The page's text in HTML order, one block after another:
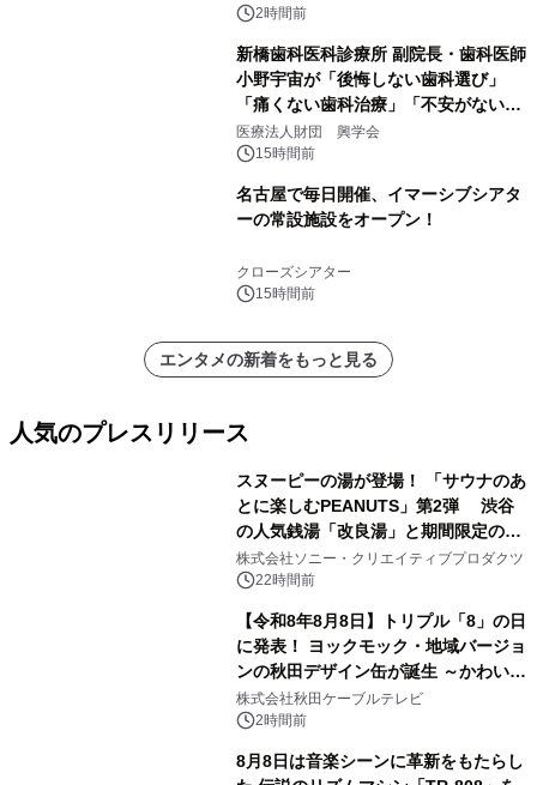
るパッケージ～ 9月1日(火)秋田県内で
2時間前
新橋歯科医科診療所 副院長・歯科医師
小野宇宙が「後悔しない歯科選び」
「痛くない歯科治療」「不安がない治
療計画」をテーマに専門監修
医療法人財団 興学会
15時間前
名古屋で毎日開催、イマーシブシアタ
ーの常設施設をオープン！
クローズシアター
15時間前
エンタメの新着をもっと見る
人気のプレスリリース
スヌーピーの湯が登場！ 「サウナのあ
とに楽しむPEANUTS」第2弾 渋谷
の人気銭湯「改良湯」と期間限定のコ
ラボレーション サウナイキタイコラ
ボグッズも発売決定！
株式会社ソニー・クリエイティブプロダクツ
22時間前
【令和8年8月8日】トリプル「8」の日
に発表！ ヨックモック・地域バージョ
ンの秋田デザイン缶が誕生 ～かわいい
秋田犬の子犬と秋田の四季と名所を巡
るパッケージ～ 9月1日(火)秋田県内で
株式会社秋田ケーブルテレビ
2時間前
8月8日は音楽シーンに革新をもたらし